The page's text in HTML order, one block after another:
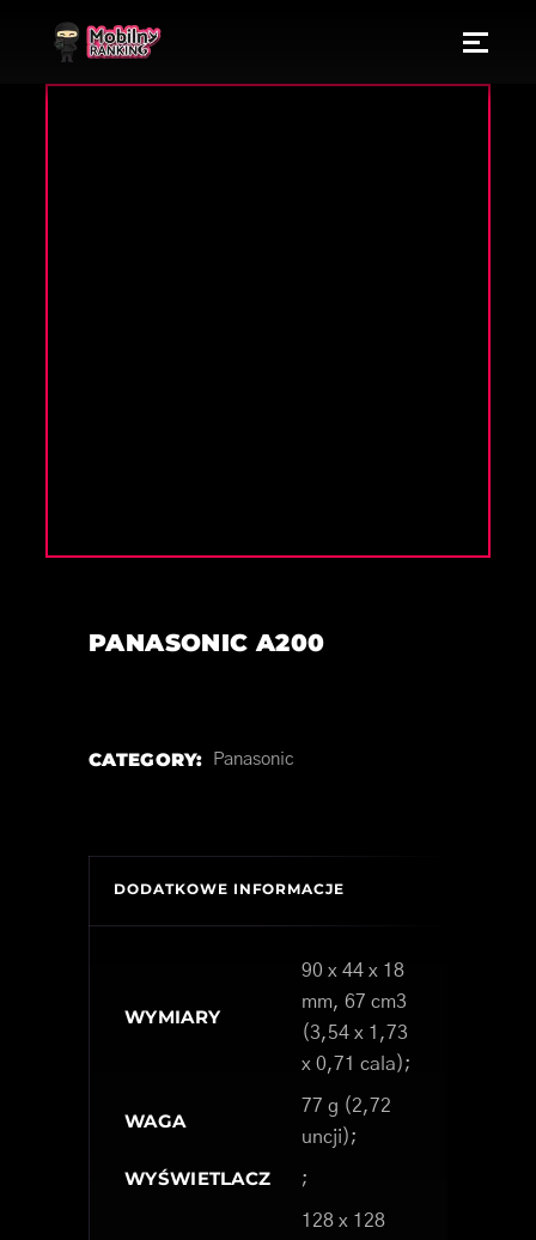
PANASONIC A200
CATEGORY: Panasonic
DODATKOWE INFORMACJE
WYMIARY
90 x 44 x 18
mm, 67 cm3
(3,54 x 1,73
x 0,71 cala);
WAGA
77 g (2,72
uncji);
WYŚWIETLACZ ;
128 x 128